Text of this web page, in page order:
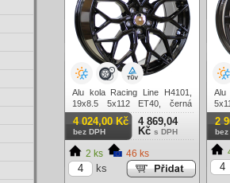
Alu kola Racing Line H4101,
19x8.5 5x112 ET40, černá
lesklá
4 024,00 Kč
bez DPH
4 869,04
Kč s DPH
2 ks 46 ks
ks
Alu
2
bez